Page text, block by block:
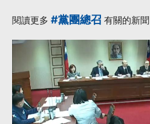
更多...
閱讀更多 #黨團總召 有關的新聞